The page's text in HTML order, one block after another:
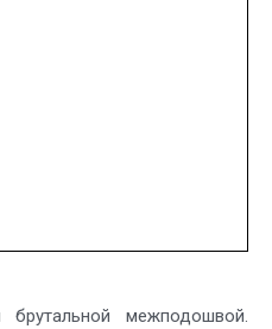
межподошвой.